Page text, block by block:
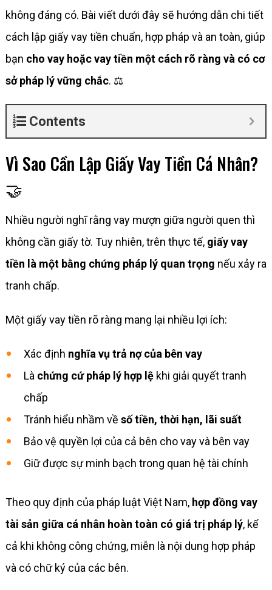
không đáng có. Bài viết dưới đây sẽ hướng dẫn chi tiết
cách lập giấy vay tiền chuẩn, hợp pháp và an toàn, giúp
bạn cho vay hoặc vay tiền một cách rõ ràng và có cơ
sở pháp lý vững chắc. ⚖️
Contents
Vì Sao Cần Lập Giấy Vay Tiền Cá Nhân?
🤝
Nhiều người nghĩ rằng vay mượn giữa người quen thì
không cần giấy tờ. Tuy nhiên, trên thực tế, giấy vay
tiền là một bằng chứng pháp lý quan trọng nếu xảy ra
tranh chấp.
Một giấy vay tiền rõ ràng mang lại nhiều lợi ích:
Xác định nghĩa vụ trả nợ của bên vay
Là chứng cứ pháp lý hợp lệkhi giải quyết tranh
chấp
Tránh hiểu nhầm về số tiền, thời hạn, lãi suất
Bảo vệ quyền lợi của cả bên cho vay và bên vay
Giữ được sự minh bạch trong quan hệ tài chính
Theo quy định của pháp luật Việt Nam, hợp đồng vay
tài sản giữa cá nhân hoàn toàn có giá trị pháp lý, kể
cả khi không công chứng, miễn là nội dung hợp pháp
và có chữ ký của các bên.